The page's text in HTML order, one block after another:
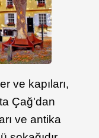
ve kapıları,
Çağ'dan
ve antika